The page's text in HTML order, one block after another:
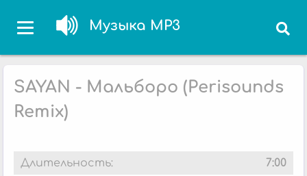
Музыка MP3
SAYAN - Мальборо (Perisounds
Remix)
Длительность:
7:00